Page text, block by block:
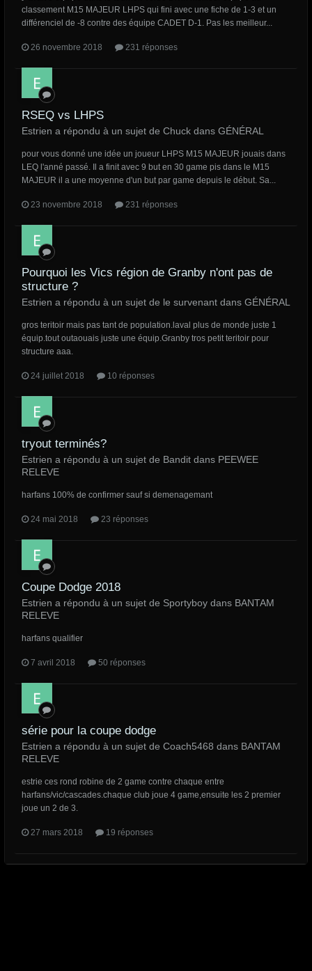
classement M15 MAJEUR LHPS qui fini avec une fiche de 1-3 et un
différenciel de -8 contre des équipe CADET D-1. Pas les meilleur...
26 novembre 2018 231 réponses
RSEQ vs LHPS
Estrien a répondu à un sujet de Chuck dans GÉNÉRAL
pour vous donné une idée un joueur LHPS M15 MAJEUR jouais dans
LEQ l'anné passé. Il a finit avec 9 but en 30 game pis dans le M15
MAJEUR il a une moyenne d'un but par game depuis le début. Sa...
23 novembre 2018 231 réponses
Pourquoi les Vics région de Granby n'ont pas de
structure ?
Estrien a répondu à un sujet de le survenant dans GÉNÉRAL
gros teritoir mais pas tant de population.laval plus de monde juste 1
équip.tout outaouais juste une équip.Granby tros petit teritoir pour
structure aaa.
24 juillet 2018 10 réponses
tryout terminés?
Estrien a répondu à un sujet de Bandit dans PEEWEE
RELEVE
harfans 100% de confirmer sauf si demenagemant
24 mai 2018 23 réponses
Coupe Dodge 2018
Estrien a répondu à un sujet de Sportyboy dans BANTAM
RELEVE
harfans qualifier
7 avril 2018 50 réponses
série pour la coupe dodge
Estrien a répondu à un sujet de Coach5468 dans BANTAM
RELEVE
estrie ces rond robine de 2 game contre chaque entre
harfans/vic/cascades.chaque club joue 4 game,ensuite les 2 premier
joue un 2 de 3.
27 mars 2018 19 réponses